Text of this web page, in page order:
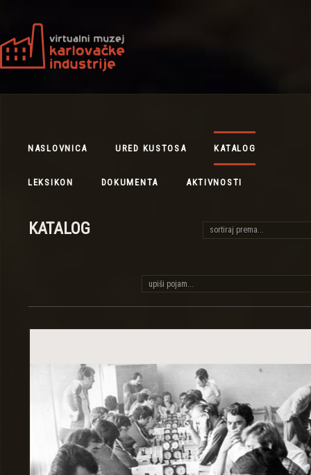
NASLOVNICA URED KUSTOSA KATALOG
LEKSIKON DOKUMENTA AKTIVNOSTI
KATALOG sortiraj prema...